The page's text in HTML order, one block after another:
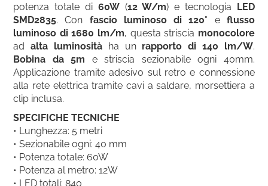
potenza totale di 60W(12 W/m) e tecnologia LED
SMD2835. Con fascio luminoso di 120° e flusso
luminoso di 1680 lm/m, questa striscia monocolore
adalta luminositàha un rapporto di 140 lm/W.
Bobina da 5m e striscia sezionabile ogni 40mm.
Applicazione tramite adesivo sul retro e connessione
alla rete elettrica tramite cavi a saldare, morsettiera a
clip inclusa.
SPECIFICHE TECNICHE
• Lunghezza: 5 metri
• Sezionabile ogni: 40 mm
• Potenza totale: 60W
• Potenza al metro: 12W
• LED totali: 840